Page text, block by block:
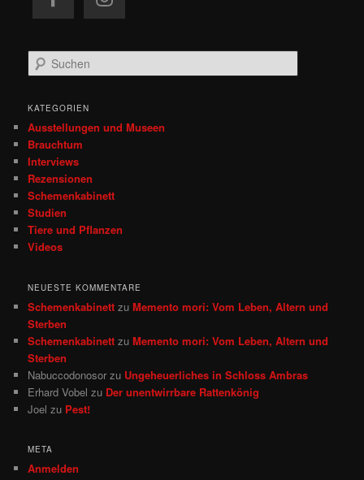
u
h
n
KATEGORIEN
Ausstellungen und Museen
Brauchtum
Interviews
Rezensionen
Schemenkabinett
Studien
Tiere und Pflanzen
Videos
NEUESTE KOMMENTARE
Schemenkabinett zuMemento mori: Vom Leben, Altern und
Sterben
Schemenkabinett zuMemento mori: Vom Leben, Altern und
Sterben
Nabuccodonosor zu Ungeheuerliches in Schloss Ambras
Erhard Vobel zu Der unentwirrbare Rattenkönig
Joel zu Pest!
META
Anmelden